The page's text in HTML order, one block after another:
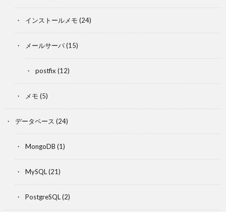
インストールメモ (24)
メールサーバ(15)
postfix (12)
メモ (5)
データベース (24)
MongoDB (1)
MySQL(21)
PostgreSQL(2)